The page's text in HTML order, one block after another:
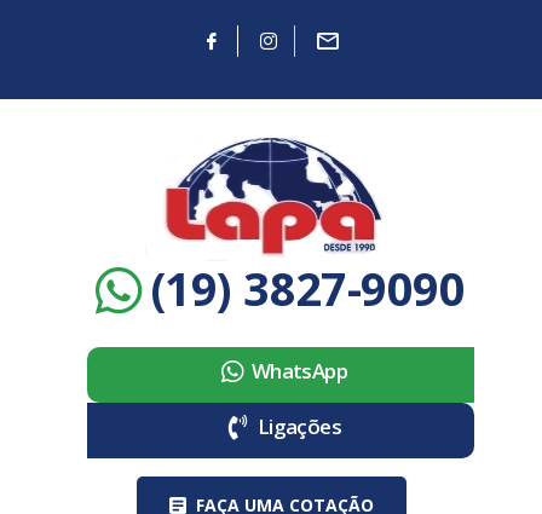
(19) 3827-9090
WhatsApp
Ligações
FAÇA UMA COTAÇÃO